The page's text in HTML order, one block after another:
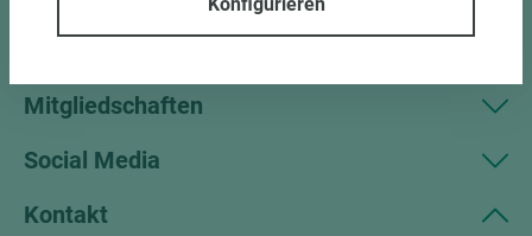
Mitgliedschaften
Social Media
Kontakt